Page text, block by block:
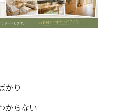
かり
からない